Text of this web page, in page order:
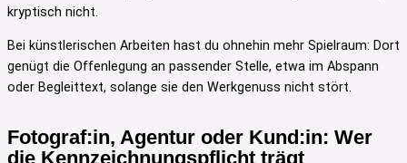
kryptisch nicht.
Bei künstlerischen Arbeiten hast du ohnehin mehr Spielraum: Dort
genügt die Offenlegung an passender Stelle, etwa im Abspann
oder Begleittext, solange sie den Werkgenuss nicht stört.
Fotograf:in, Agentur oder Kund:in: Wer
die Kennzeichnungspflicht trägt